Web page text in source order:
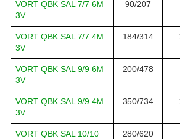
VORT QBK SAL 7/7 6M
3V
90/207
VORT QBK SAL 7/7 4M
3V
184/314
VORT QBK SAL 9/9 6M
3V
200/478
VORT QBK SAL 9/9 4M
3V
350/734
VORT QBK SAL 10/10
280/620